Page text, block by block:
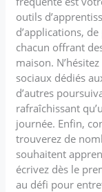
outils
d’applications,
chacun offrant
maison.
sociaux dédiés
d’autres
rafraîchissant
journée. Enfin,
trouverez de
souhaitent
écrivez dès le
au défi pour